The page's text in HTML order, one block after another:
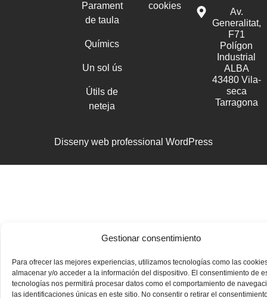
Gestionar consentimiento
Para ofrecer las mejores experiencias, utilizamos tecnologías como las
almacenar y/o acceder a la información del dispositivo. El consentimiento de
tecnologías nos permitirá procesar datos como el comportamiento de
las identificaciones únicas en este sitio. No consentir o retirar el
Parament
de taula
Químics
Un sol ús
Útils de
neteja
cookies
Av.
Generalitat,
F71
Polígon
Industrial
ALBA
43480 Vila-
seca
Tarragona
Disseny web professional WordPress